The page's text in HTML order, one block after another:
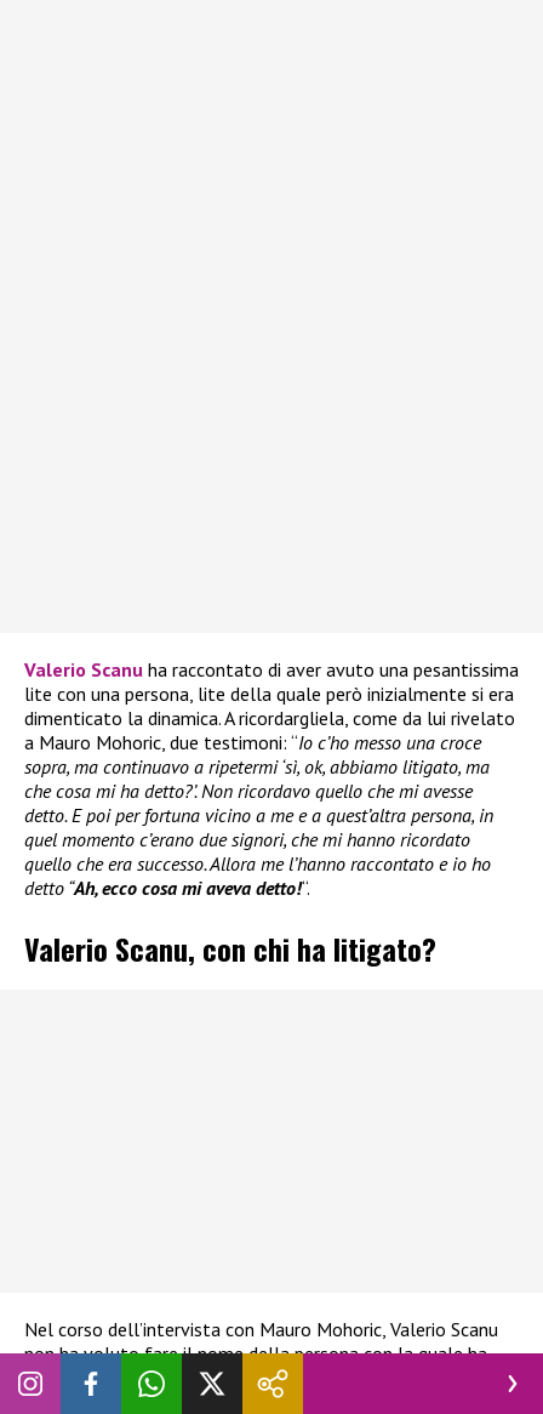
Valerio Scanu ha raccontato di aver avuto una pesantissima
lite con una persona, lite della quale però inizialmente si era
dimenticato la dinamica. A ricordargliela, come da lui rivelato
a Mauro Mohoric, due testimoni: “Io c’ho messo una croce
sopra, ma continuavo a ripetermi ‘sì, ok, abbiamo litigato, ma
che cosa mi ha detto?’. Non ricordavo quello che mi avesse
detto. E poi per fortuna vicino a me e a quest’altra persona, in
quel momento c’erano due signori, che mi hanno ricordato
quello che era successo. Allora me l’hanno raccontato e io ho
detto “Ah, ecco cosa mi aveva detto!“.
Valerio Scanu, con chi ha litigato?
Nel corso dell’intervista con Mauro Mohoric, Valerio Scanu
non ha voluto fare il nome della persona con la quale ha
avuto questa pesantissima lite ma ha voluto svelare alcuni
dettagli, come il fatto che non sia avvenuta in ambiente